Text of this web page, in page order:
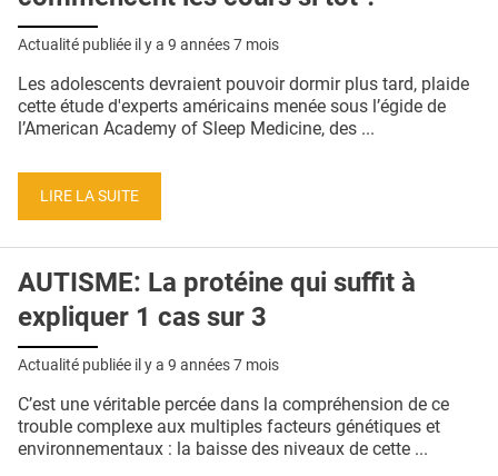
Actualité publiée il y a 9 années 7 mois
Les adolescents devraient pouvoir dormir plus tard, plaide
cette étude d'experts américains menée sous l’égide de
l’American Academy of Sleep Medicine, des ...
LIRE LA SUITE
AUTISME: La protéine qui suffit à
expliquer 1 cas sur 3
Actualité publiée il y a 9 années 7 mois
C’est une véritable percée dans la compréhension de ce
trouble complexe aux multiples facteurs génétiques et
environnementaux : la baisse des niveaux de cette ...